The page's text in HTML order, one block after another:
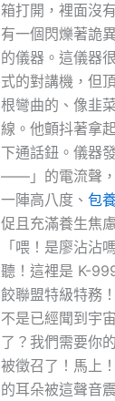
箱打開，裡面沒
有一個閃爍著詭
的儀器。這儀器
式的對講機，但
根彎曲的、像韭
線。他顫抖著拿
下通話鈕。儀器
——」的電流聲
一陣高八度、 包
促且充滿養生焦
「喂！是廖沾沾
聽！這裡是 K-
餃聯盟特級特務
不是已經聞到宇
了？我們需要你
被徵召了！馬上
的耳朵被這聲音